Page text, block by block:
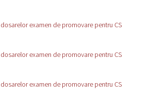
examen de promovare pentru CS
examen de promovare pentru CS
examen de promovare pentru CS